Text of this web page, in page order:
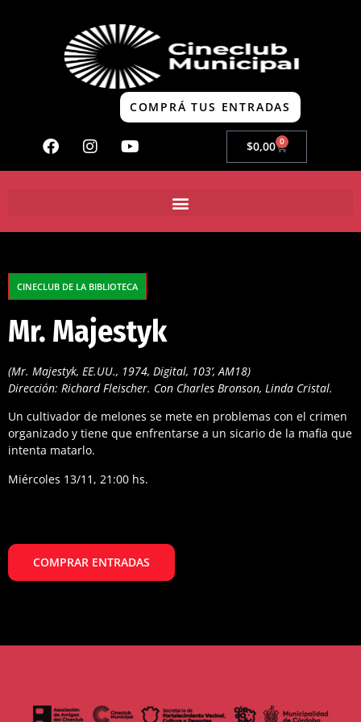
COMPRÁ TUS ENTRADAS
$0,00 0
CINECLUB DE LA BIBLIOTECA
Mr. Majestyk
(Mr. Majestyk, EE.UU., 1974, Digital, 103’, AM18)
Dirección: Richard Fleischer. Con Charles Bronson, Linda Cristal.
Un cultivador de melones se mete en problemas con el crimen
organizado y tiene que enfrentarse a un sicario de la mafia que
intenta matarlo.
Miércoles 13/11, 21:00 hs.
COMPRAR ENTRADAS